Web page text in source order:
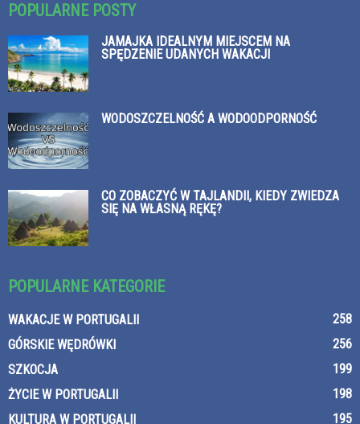
POPULARNE POSTY
JAMAJKA IDEALNYM MIEJSCEM NA
SPĘDZENIE UDANYCH WAKACJI
WODOSZCZELNOŚĆ A WODOODPORNOŚĆ
CO ZOBACZYĆ W TAJLANDII, KIEDY ZWIEDZA
SIĘ NA WŁASNĄ RĘKĘ?
POPULARNE KATEGORIE
WAKACJE W PORTUGALII
258
GÓRSKIE WĘDRÓWKI
256
SZKOCJA
199
ŻYCIE W PORTUGALII
198
KULTURA W PORTUGALII
195